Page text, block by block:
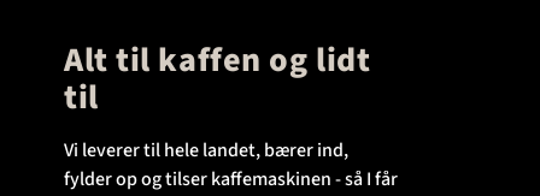
Alt til kaffen og lidt
til
Vi leverer til hele landet, bærer ind,
fylder op og tilser kaffemaskinen - så I får